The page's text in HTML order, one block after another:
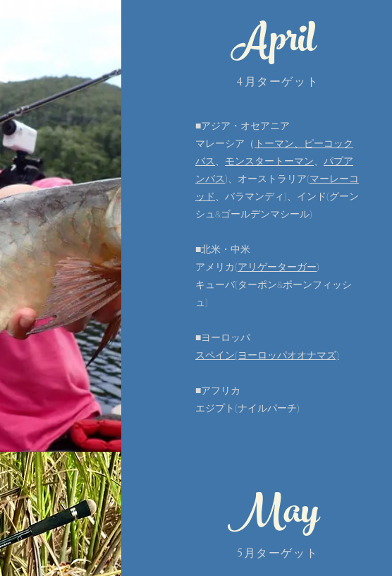
April
4月ターゲット
■アジア・オセアニア
マレーシア（ トーマン、​ピーコック
バス
モンスタートーマン 、パプア
ンバス)、 オーストラリア(マーレーコ
ッド
、バラマンディ)、 インド(グーン
シュ​&ゴールデンマシール)
■北米・中米
アメリカ(アリゲーターガー)
​キューバ(ターポン&ボーンフィッシ
ュ)
■ヨーロッパ
スペイン(ヨーロッパオオナマズ)
■アフリカ
​エジプト(ナイルパーチ)
May
5月ターゲット